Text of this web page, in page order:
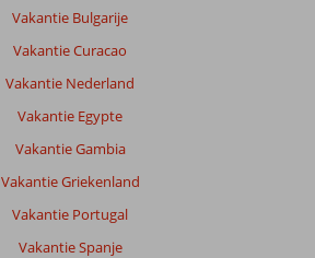
Vakantie Bulgarije
Vakantie Curacao
Vakantie Nederland
Vakantie Egypte
Vakantie Gambia
Vakantie Griekenland
Vakantie Portugal
Vakantie Spanje